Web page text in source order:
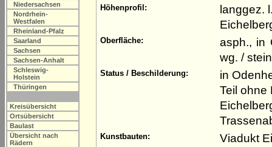
Niedersachsen
Nordrhein-
Westfalen
Rheinland-Pfalz
Saarland
Sachsen
Sachsen-Anhalt
Schleswig-
Holstein
Thüringen
Kreisübersicht
Ortsübersicht
Baulast
Übersicht nach
Rädern
Höhenprofil:
langgez.
Oberfläche:
asph., in
wg. /
Status / Beschilderung:
in
Teil ohne
Kunstbauten: Viadukt